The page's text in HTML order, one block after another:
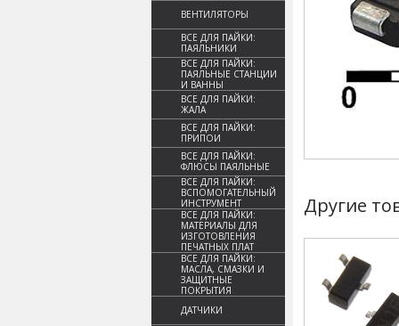
ВЕНТИЛЯТОРЫ
ВСЕ ДЛЯ ПАЙКИ:
ПАЯЛЬНИКИ
ВСЕ ДЛЯ ПАЙКИ:
ПАЯЛЬНЫЕ СТАНЦИИ
И ВАННЫ
ВСЕ ДЛЯ ПАЙКИ:
ЖАЛА
ВСЕ ДЛЯ ПАЙКИ:
ПРИПОИ
ВСЕ ДЛЯ ПАЙКИ:
ФЛЮСЫ ПАЯЛЬНЫЕ
ВСЕ ДЛЯ ПАЙКИ:
ВСПОМОГАТЕЛЬНЫЙ
ИНСТРУМЕНТ
ВСЕ ДЛЯ ПАЙКИ:
МАТЕРИАЛЫ ДЛЯ
ИЗГОТОВЛЕНИЯ
ПЕЧАТНЫХ ПЛАТ
ВСЕ ДЛЯ ПАЙКИ:
МАСЛА, СМАЗКИ И
ЗАЩИТНЫЕ
ПОКРЫТИЯ
ДАТЧИКИ
Другие